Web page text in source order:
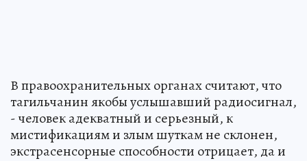
В правоохранительных органах считают, что
тагильчанин якобы услышавший радиосигнал,
- человек адекватный и серьезный, к
мистификациям и злым шуткам не склонен,
экстрасенсорные способности отрицает, да и